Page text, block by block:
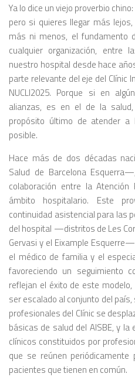
Ya lo dice un viejo proverbio
pero si quieres llegar más
más ni menos, el fundamento
cualquier organización, entre
nuestro hospital desde hace
parte relevante del eje del Clínic
NUCLI2025. Porque si en
alianzas, es en el de la
propósito último de atender a
posible.
Hace más de dos décadas
Salud de Barcelona
colaboración entre la
ámbito hospitalario. Este
continuidad asistencial para las
del hospital —distritos de Les
Gervasi y el Eixample
el médico de familia y el
favoreciendo un seguimiento
reflejan el éxito de este
ser escalado al conjunto del
profesionales del Clínic se
básicas de salud del AISBE, y
clínicos constituidos por
que se reúnen
pacientes que tienen en común.